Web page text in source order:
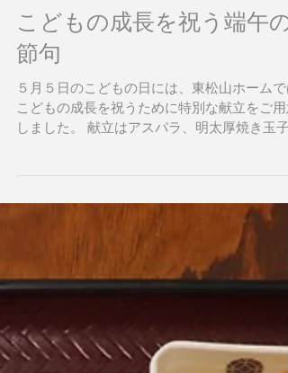
こどもの成長を祝う端午の
節句
しました。 献立はアスパラ、明太厚焼き玉子
エビフライ、大根おろしを鯉のぼりに見立て
り付けました。 ～メニューは以下の通りです
・筍ごはん ・吸い物 ・エビフライ ・明太厚焼
き玉子...